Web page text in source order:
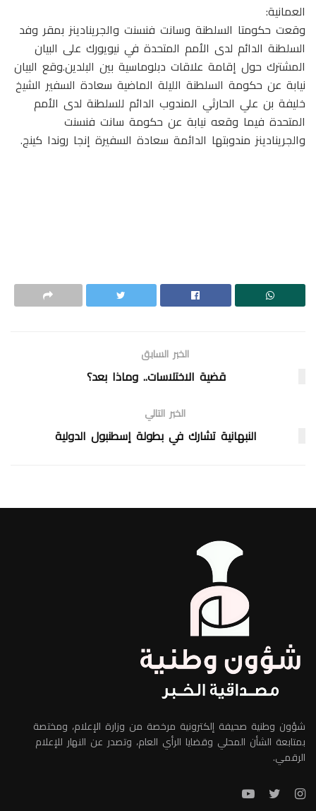
العمانية:
وقعت حكومتا السلطنة وسانت فنسنت والجرينادينز بمقر وفد
السلطنة الدائم لدى الأمم المتحدة في نيويورك على البيان
المشترك حول إقامة علاقات دبلوماسية بين البلدين.وقع البيان
نيابة عن حكومة السلطنة الليلة الماضية سعادة السفير الشيخ
خليفة بن علي الحارثي المندوب الدائم للسلطنة لدى الأمم
المتحدة فيما وقعه نيابة عن حكومة سانت فنسنت
والجرينادينز مندوبتها الدائمة سعادة السفيرة إنجا روندا كينج.
الخبر السابق
قضية الاختلاسات.. وماذا بعد؟
الخبر التالي
النبهانية تشارك في بطولة إسطنبول الدولية
شؤون وطنية صحيفة إلكترونية مرخصة من وزارة الإعلام، ومختصة
بمتابعة الشأن المحلي وقضايا الرأي العام، وتصدر عن النهار للإعلام
الرقمي.